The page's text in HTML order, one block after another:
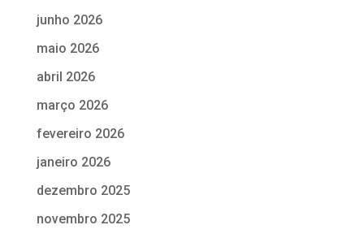
junho 2026
maio 2026
abril 2026
março 2026
fevereiro 2026
janeiro 2026
dezembro 2025
novembro 2025